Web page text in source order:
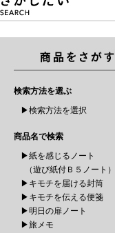
検索方法を選ぶ
▶検索方法を選択
商品名で検索
▶紙を感じるノート
（遊び紙付Ｂ５ノート）
▶キモチを届ける封筒
▶キモチを伝える便箋
▶明日の扉ノート
▶旅メモ